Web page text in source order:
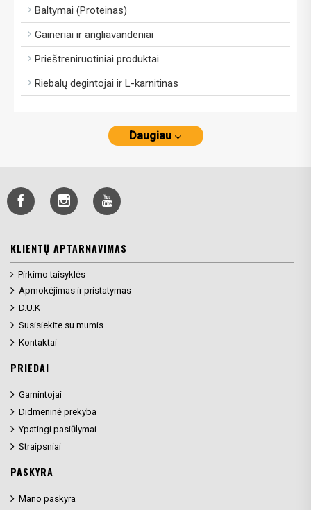
Baltymai (Proteinas)
Gaineriai ir angliavandeniai
Prieštreniruotiniai produktai
Riebalų degintojai ir L-karnitinas
Daugiau
KLIENTŲ APTARNAVIMAS
Pirkimo taisyklės
Apmokėjimas ir pristatymas
D.U.K
Susisiekite su mumis
Kontaktai
PRIEDAI
Gamintojai
Didmeninė prekyba
Ypatingi pasiūlymai
Straipsniai
PASKYRA
Mano paskyra